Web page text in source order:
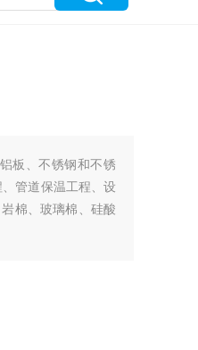
板、不锈钢和不锈
管道保温工程、设
棉、玻璃棉、硅酸